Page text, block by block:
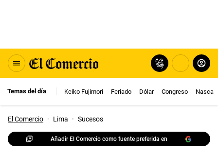
Temas del día Keiko Fujimori Feriado Dólar Congreso Nasca
El Comercio · Lima · Sucesos
Añadir El Comercio como fuente preferida en